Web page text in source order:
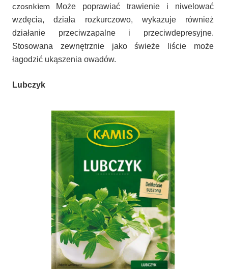
czosnkiem
Może poprawiać trawienie i niwelować
wzdęcia, działa rozkurczowo, wykazuje również
działanie przeciwzapalne i przeciwdepresyjne.
Stosowana zewnętrznie jako świeże liście może
łagodzić ukąszenia owadów.
Lubczyk